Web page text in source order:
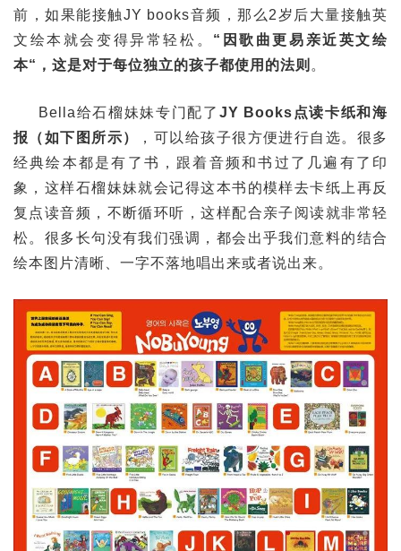
前，如果能接触JY books音频，那么2岁后大量接触英
文绘本就会变得异常轻松。 “因歌曲更易亲近英文绘
本“，这是对于每位独立的孩子都使用的法则 。
Bella给石榴妹妹专门配了 JY Books点读卡纸和海
报（如下图所示）
，可以给孩子很方便进行自选。很多
经典绘本都是有了书，跟着音频和书过了几遍有了印
象，这样石榴妹妹就会记得这本书的模样去卡纸上再反
复点读音频，不断循环听，这样配合亲子阅读就非常轻
松。很多长句没有我们强调，都会出乎我们意料的结合
绘本图片清晰、一字不落地唱出来或者说出来。